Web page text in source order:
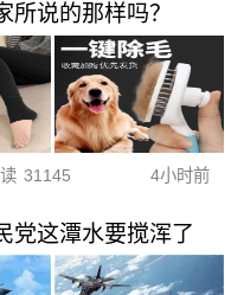
说的那样吗？
31145 4小时前
党这潭水要搅浑了